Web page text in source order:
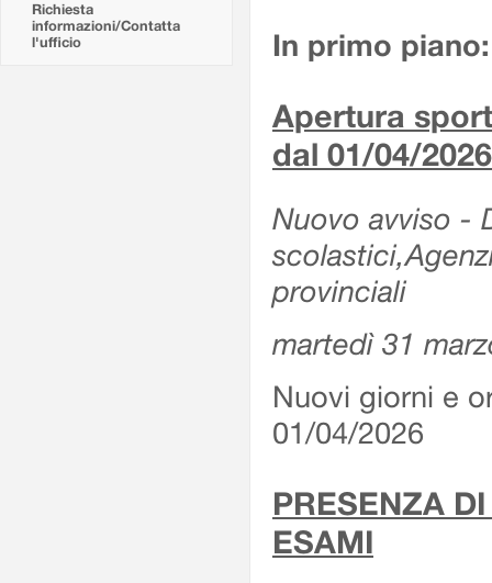
Richiesta
informazioni/Contatta
l'ufficio
In primo piano:
Apertura
dal 01/04/2026
Nuovo avviso -
provinciali
martedì 31
Nuovi giorni e
01/04/2026
PRESENZA
ESAMI